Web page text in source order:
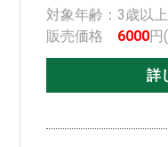
対象年齢：3歳以上
販売価格 6000円
詳